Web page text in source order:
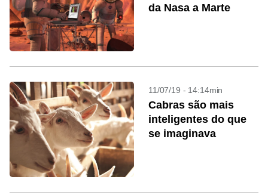
da Nasa a Marte
11/07/19 - 14:14min
Cabras são mais
inteligentes do que
se imaginava